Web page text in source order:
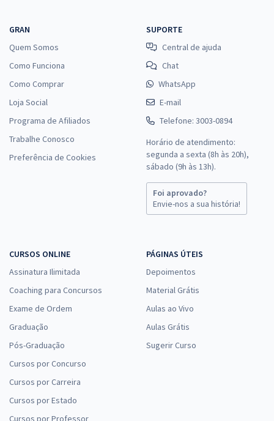
GRAN
Quem Somos
Como Funciona
Como Comprar
Loja Social
Programa de Afiliados
Trabalhe Conosco
Preferência de Cookies
SUPORTE
Central de ajuda
Chat
WhatsApp
E-mail
Telefone: 3003-0894
Horário de atendimento:
segunda a sexta (8h às 20h),
sábado (9h às 13h).
Foi aprovado?
Envie-nos a sua história!
CURSOS ONLINE
Assinatura Ilimitada
Coaching para Concursos
Exame de Ordem
Graduação
Pós-Graduação
Cursos por Concurso
Cursos por Carreira
Cursos por Estado
Cursos por Professor
PÁGINAS ÚTEIS
Depoimentos
Material Grátis
Aulas ao Vivo
Aulas Grátis
Sugerir Curso